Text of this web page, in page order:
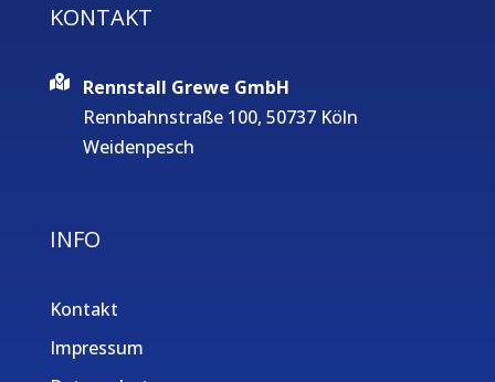
KONTAKT
Rennstall Grewe GmbH
Rennbahnstraße 100, 50737 Köln
Weidenpesch
INFO
Kontakt
Impressum